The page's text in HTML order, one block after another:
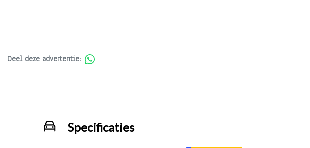
Deel deze advertentie:
Specificaties